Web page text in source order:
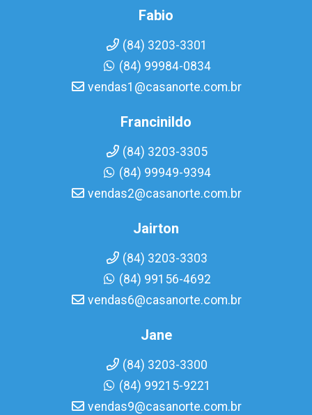
Fabio
(84) 3203-3301
(84) 99984-0834
vendas1@casanorte.com.br
Francinildo
(84) 3203-3305
(84) 99949-9394
vendas2@casanorte.com.br
Jairton
(84) 3203-3303
(84) 99156-4692
vendas6@casanorte.com.br
Jane
(84) 3203-3300
(84) 99215-9221
vendas9@casanorte.com.br